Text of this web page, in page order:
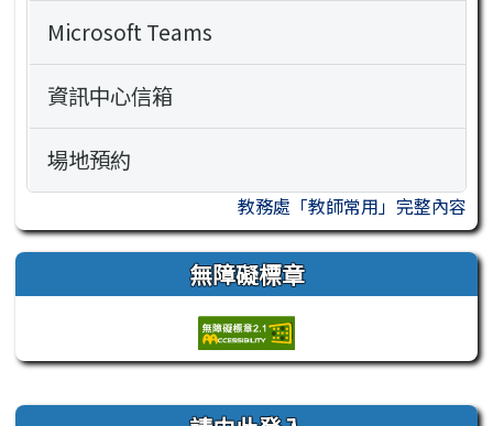
Microsoft Teams
資訊中心信箱
場地預約
教務處「教師常用」完整內容
無障礙標章